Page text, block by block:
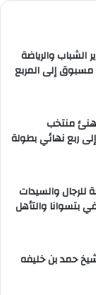
الشباب والرياضة
مسبوق إلى المربع
منتخب
ربع نهائي بطولة
والرياضة يهنئ منتخبي مصر تحت 21 سنة للرجال والسيدات
بتسوانا والتأهل
حمد بن خليفه